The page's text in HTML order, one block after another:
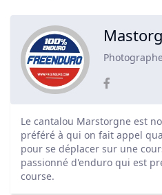
Photographe
Le cantalou Marstorgne est
préféré à qui on fait appel
pour se déplacer sur une
passionné d'enduro qui est
course.